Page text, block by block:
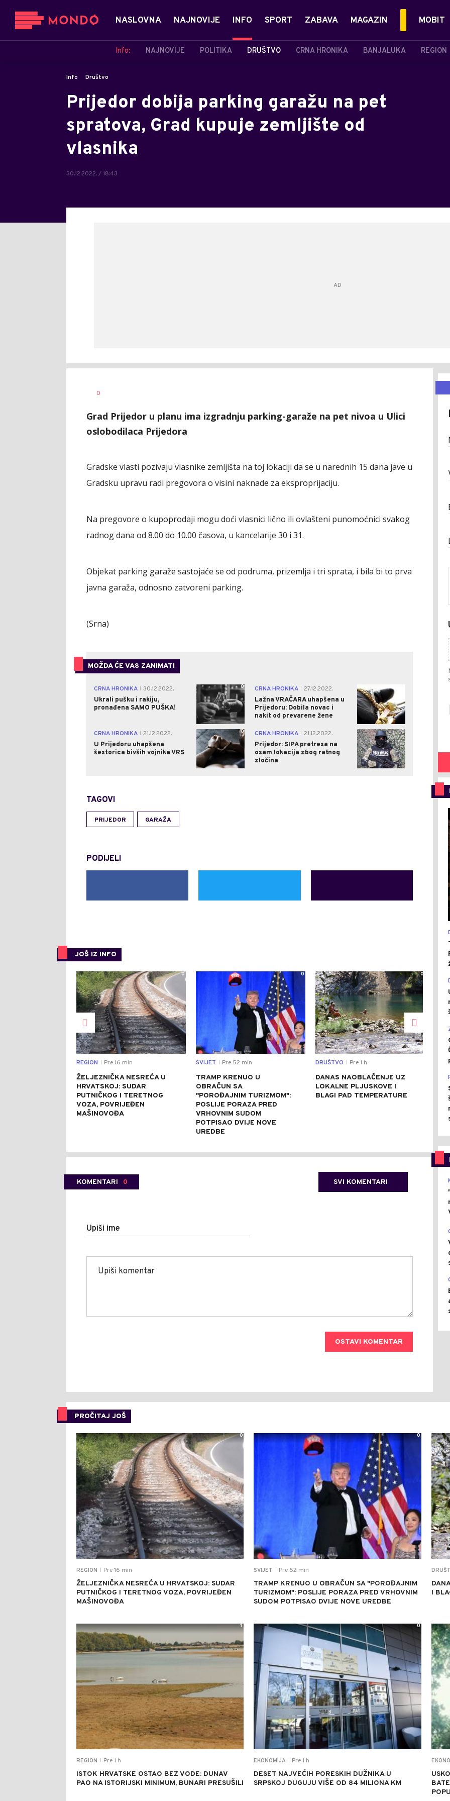
NASLOVNA NAJNOVIJE INFO
Info: NAJNOVIJE POLITIKA DRUŠTVO CRNA HRONIKA BANJALUKA REGION
SPORT ZABAVA MAGAZIN MOBIT
Info Društvo
Prijedor dobija parking garažu na pet
spratova, Grad kupuje zemljište od
vlasnika
30.12.2022. / 18:43
AUTOR
0
Grad Prijedor u planu ima izgradnju parking-garaže na pet nivoa u Ulici
oslobodilaca Prijedora
Gradske vlasti pozivaju vlasnike zemljišta na toj lokaciji da se u narednih 15 dana jave u
Gradsku upravu radi pregovora o visini naknade za eksproprijaciju.
Na pregovore o kupoprodaji mogu doći vlasnici lično ili ovlašteni punomoćnici svakog
radnog dana od 8.00 do 10.00 časova, u kancelarije 30 i 31.
Objekat parking garaže sastojaće se od podruma, prizemlja i tri sprata, i bila bi to prva
javna garaža, odnosno zatvoreni parking.
(Srna)
MOŽDA ĆE VAS ZANIMATI
CRNA HRONIKA
30.12.2022.
Ukrali pušku i rakiju,
pronađena SAMO PUŠKA!
0 CRNA HRONIKA
27.12.2022.
Lažna VRAČARA uhapšena u
Prijedoru: Dobila novac i
nakit od prevarene žene
CRNA HRONIKA
21.12.2022.
U Prijedoru uhapšena
šestorica bivših vojnika VRS
0 CRNA HRONIKA
21.12.2022.
Prijedor: SIPA pretresa na
osam lokacija zbog ratnog
zločina
0
TAGOVI
PRIJEDOR GARAŽA
PODIJELI
JOŠ IZ INFO
0
REGION Pre 16 min
ŽELJEZNIČKA NESREĆA U
HRVATSKOJ: SUDAR
PUTNIČKOG I TERETNOG
VOZA, POVRIJEĐEN
MAŠINOVOĐA
0
SVIJET Pre 52 min
TRAMP KRENUO U
OBRAČUN SA
"POROĐAJNIM TURIZMOM":
POSLIJE PORAZA PRED
VRHOVNIM SUDOM
POTPISAO DVIJE NOVE
UREDBE
0
DRUŠTVO Pre 1 h
DANAS NAOBLAČENJE UZ
LOKALNE PLJUSKOVE I
BLAGI PAD TEMPERATURE
KOMENTARI 0 SVI KOMENTARI
Upiši ime
OSTAVI KOMENTAR
PROČITAJ JOŠ
REGION Pre 16 min
ŽELJEZNIČKA NESREĆA U HRVATSKOJ: SUDAR
PUTNIČKOG I TERETNOG VOZA, POVRIJEĐEN
MAŠINOVOĐA
0
SVIJET Pre 52 min
TRAMP KRENUO U OBRAČUN SA "POROĐAJNIM
TURIZMOM": POSLIJE PORAZA PRED VRHOVNIM
SUDOM POTPISAO DVIJE NOVE UREDBE
0
I
REGION Pre 1 h
ISTOK HRVATSKE OSTAO BEZ VODE: DUNAV
PAO NA ISTORIJSKI MINIMUM, BUNARI PRESUŠILI
1
EKONOMIJA Pre 1 h
DESET NAJVEĆIH PORESKIH DUŽNIKA U
SRPSKOJ DUGUJU VIŠE OD 84 MILIONA KM
0